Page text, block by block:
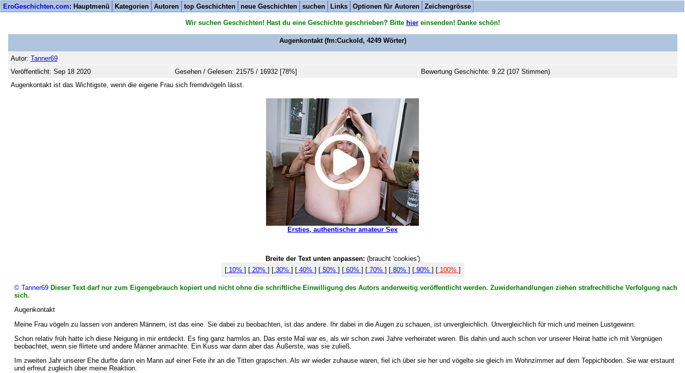
EroGeschichten.com: Hauptmenü Kategorien Autoren top Geschichten neue Geschichten suchen Links Optionen für Autoren Zeichengrösse
Wir suchen Geschichten! Hast du eine Geschichte geschrieben? Bitte hiereinsenden! Danke schön!
Augenkontakt(fm:Cuckold, 4249Wörter)
Autor: Tanner69
Veröffentlicht: Sep 18 2020
Gesehen / Gelesen: 21575 / 16932 [78%]
Bewertung Geschichte: 9.22 (107 Stimmen)
Augenkontakt ist das Wichtigste, wenn die eigene Frau sich fremdvögeln lässt.
Ersties, authentischer amateur Sex
Breite der Text unten anpassen: (braucht 'cookies')
[10% ] [20% ] [30% ] [40% ] [50% ] [60% ] [70% ] [80% ] [90% ] [100% ]
© Tanner69 Dieser Text darf nur zum Eigengebrauch kopiert und nicht ohne die schriftliche Einwilligung des Autors anderweitig veröffentlicht werden. Zuwiderhandlungen ziehen strafrechtliche Verfolgung nach
sich.
Augenkontakt
Meine Frau vögeln zu lassen von anderen Männern, ist das eine. Sie dabei zu beobachten, ist das andere. Ihr dabei in die Augen zu schauen, ist unvergleichlich. Unvergleichlich für mich und meinen Lustgewinn.
Schon relativ früh hatte ich diese Neigung in mir entdeckt. Es fing ganz harmlos an. Das erste Mal war es, als wir schon zwei Jahre verheiratet waren. Bis dahin und auch schon vor unserer Heirat hatte ich mit Vergnügen
beobachtet, wenn sie flirtete und andere Männer anmachte. Ein Kuss war dann aber das Äußerste, was sie zuließ.
Im zweiten Jahr unserer Ehe durfte dann ein Mann auf einer Fete ihr an die Titten grapschen. Als wir wieder zuhause waren, fiel ich über sie her und vögelte sie gleich im Wohnzimmer auf dem Teppichboden. Sie war erstaunt
und erfreut zugleich über meine Reaktion.